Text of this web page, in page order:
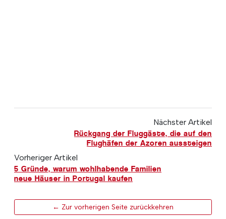
Nächster Artikel
Rückgang der Fluggäste, die auf den
Flughäfen der Azoren aussteigen
Vorheriger Artikel
5 Gründe, warum wohlhabende Familien
neue Häuser in Portugal kaufen
← Zur vorherigen Seite zurückkehren